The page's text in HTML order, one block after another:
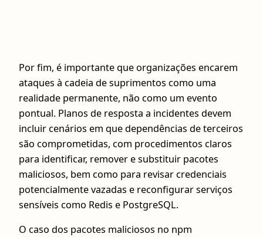
Por fim, é importante que organizações encarem
ataques à cadeia de suprimentos como uma
realidade permanente, não como um evento
pontual. Planos de resposta a incidentes devem
incluir cenários em que dependências de terceiros
são comprometidas, com procedimentos claros
para identificar, remover e substituir pacotes
maliciosos, bem como para revisar credenciais
potencialmente vazadas e reconfigurar serviços
sensíveis como Redis e PostgreSQL.
O caso dos pacotes maliciosos no npm